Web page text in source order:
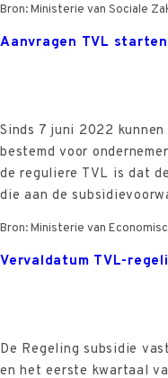
Bron: Ministerie van Sociale
Aanvragen TVL
Sinds 7 juni 2022
bestemd voor
de reguliere TVL is dat
die aan de
Bron: Ministerie van
Vervaldatum TVL-
De Regeling subsidie
en het eerste kwartaal